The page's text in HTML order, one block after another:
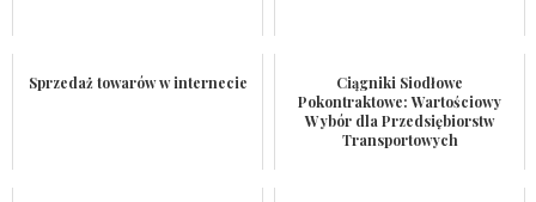
Sprzedaż towarów w internecie
Ciągniki Siodłowe
Pokontraktowe: Wartościowy
Wybór dla Przedsiębiorstw
Transportowych